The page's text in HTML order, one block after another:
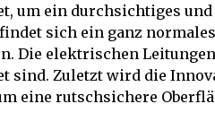
um ein durchsichtiges
sich ein ganz
Die elektrischen
sind. Zuletzt wird die
eine rutschsichere